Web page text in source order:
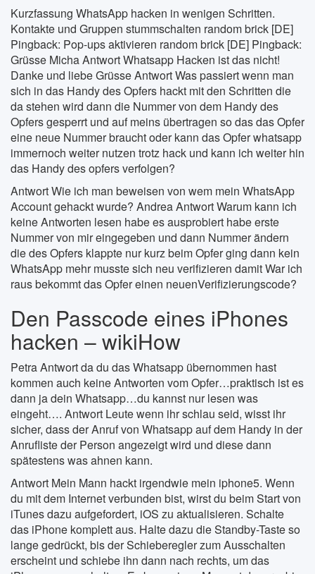
Kurzfassung WhatsApp hacken in wenigen Schritten.
Kontakte und Gruppen stummschalten random brick [DE]
Pingback: Pop-ups aktivieren random brick [DE] Pingback:
Grüsse Micha Antwort Whatsapp Hacken ist das nicht!
Danke und liebe Grüsse Antwort Was passiert wenn man
sich in das Handy des Opfers hackt mit den Schritten die
da stehen wird dann die Nummer von dem Handy des
Opfers gesperrt und auf meins übertragen so das das Opfer
eine neue Nummer braucht oder kann das Opfer whatsapp
immernoch weiter nutzen trotz hack und kann ich weiter hin
das Handy des opfers verfolgen?
Antwort Wie ich man beweisen von wem mein WhatsApp
Account gehackt wurde? Andrea Antwort Warum kann ich
keine Antworten lesen habe es ausprobiert habe erste
Nummer von mir eingegeben und dann Nummer ändern
die des Opfers klappte nur kurz beim Opfer ging dann kein
WhatsApp mehr musste sich neu verifizieren damit War ich
raus bekommt das Opfer einen neuenVerifizierungscode?
Den Passcode eines iPhones
hacken – wikiHow
Petra Antwort da du das Whatsapp übernommen hast
kommen auch keine Antworten vom Opfer…praktisch ist es
dann ja dein Whatsapp…du kannst nur lesen was
eingeht…. Antwort Leute wenn ihr schlau seid, wisst ihr
sicher, dass der Anruf von Whatsapp auf dem Handy in der
Anrufliste der Person angezeigt wird und diese dann
spätestens was ahnen kann.
Antwort Mein Mann hackt irgendwie mein iphone5. Wenn
du mit dem Internet verbunden bist, wirst du beim Start von
iTunes dazu aufgefordert, iOS zu aktualisieren. Schalte
das iPhone komplett aus. Halte dazu die Standby-Taste so
lange gedrückt, bis der Schieberegler zum Ausschalten
erscheint und schiebe ihn dann nach rechts, um das